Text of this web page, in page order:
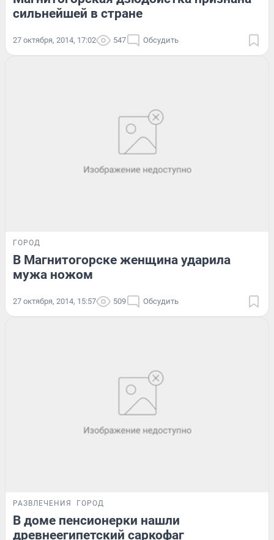
сильнейшей в стране
27 октября, 2014, 17:02 547 Обсудить
ГОРОД
В Магнитогорске женщина ударила
мужа ножом
27 октября, 2014, 15:57 509 Обсудить
РАЗВЛЕЧЕНИЯ ГОРОД
В доме пенсионерки нашли
древнеегипетский саркофаг